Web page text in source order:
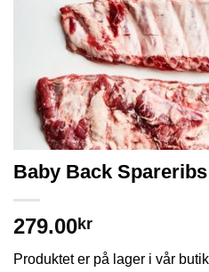
Baby Back Spareribs
279.00kr
Produktet er på lager i vår